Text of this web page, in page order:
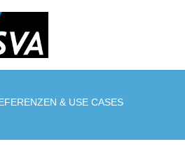
& USE CASES